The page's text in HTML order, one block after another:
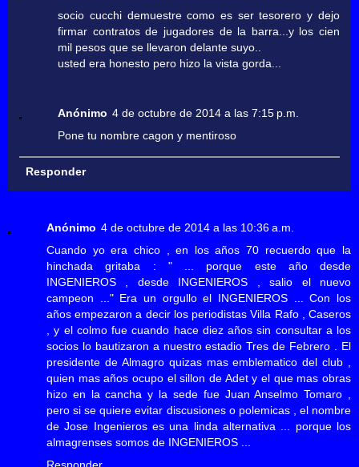
socio cucchi demuestre como es ser tesorero y dejo
firmar contratos de jugadores de la barra...y los cien
mil pesos que se llevaron delante suyo..
usted era honesto pero hizo la vista gorda...
Anónimo 4 de octubre de 2014 a las 7:15 p.m.
Pone tu nombre cagon y mentiroso
Responder
Anónimo 4 de octubre de 2014 a las 10:36 a.m.
Cuando yo era chico , en los años 70 recuerdo que la
hinchada gritaba : " ... porque este año desde
INGENIEROS , desde INGENIEROS , salio el nuevo
campeon ..." Era un orgullo el INGENIEROS ... Con los
años empezaron a decir los periodistas Villa Rafo , Caseros
, y el colmo fue cuando hace diez años sin consultar a los
socios lo bautizaron a nuestro estadio Tres de Febrero . El
presidente de Almagro quizas mas emblematico del club ,
quien mas años ocupo el sillon de Adet y el que mas obras
hizo en la cancha y la sede fue Juan Anselmo Tomaro ,
pero si se quiere evitar discusiones o polemicas , el nombre
de Jose Ingenieros es una linda alternativa ... porque los
almagrenses somos de INGENIEROS ...